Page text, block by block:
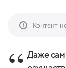
Контент
Даже